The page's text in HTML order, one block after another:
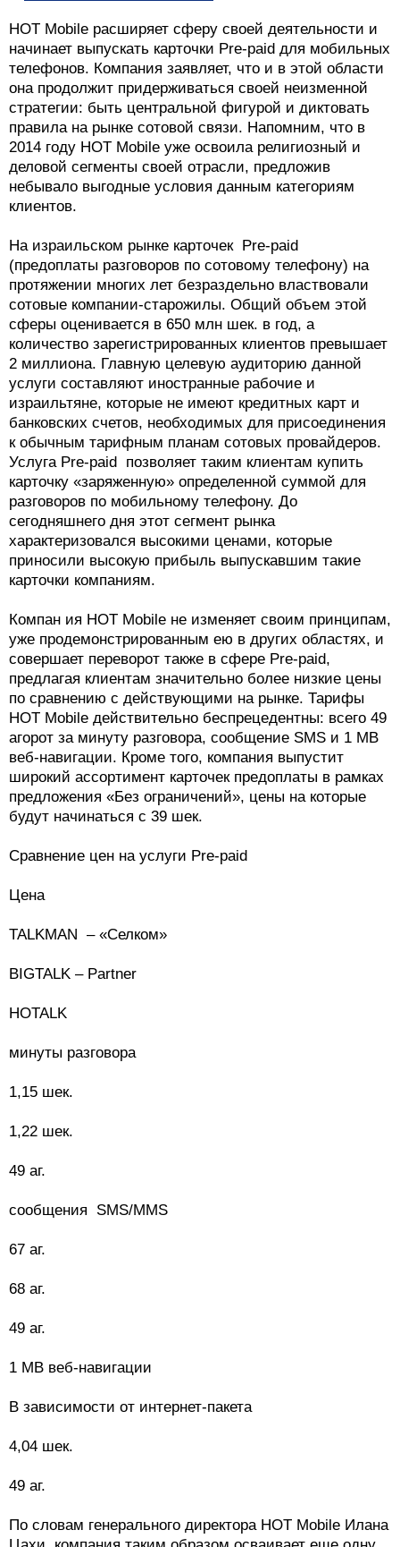
НОТ Mobile расширяет сферу своей деятельности и
начинает выпускать карточки Pre-paid для мобильных
телефонов. Компания заявляет, что и в этой области
она продолжит придерживаться своей неизменной
стратегии: быть центральной фигурой и диктовать
правила на рынке сотовой связи. Напомним, что в
2014 году НОТ Mobile уже освоила религиозный и
деловой сегменты своей отрасли, предложив
небывало выгодные условия данным категориям
клиентов.
На израильском рынке карточек Pre-paid
(предоплаты разговоров по сотовому телефону) на
протяжении многих лет безраздельно властвовали
сотовые компании-старожилы. Общий объем этой
сферы оценивается в 650 млн шек. в год, а
количество зарегистрированных клиентов превышает
2 миллиона. Главную целевую аудиторию данной
услуги составляют иностранные рабочие и
израильтяне, которые не имеют кредитных карт и
банковских счетов, необходимых для присоединения
к обычным тарифным планам сотовых провайдеров.
Услуга Pre-paid позволяет таким клиентам купить
карточку «заряженную» определенной суммой для
разговоров по мобильному телефону. До
сегодняшнего дня этот сегмент рынка
характеризовался высокими ценами, которые
приносили высокую прибыль выпускавшим такие
карточки компаниям.
Компан ия НОТ Mobile не изменяет своим принципам,
уже продемонстрированным ею в других областях, и
совершает переворот также в сфере Pre-paid,
предлагая клиентам значительно более низкие цены
по сравнению с действующими на рынке. Тарифы
НОТ Mobile действительно беспрецедентны: всего 49
агорот за минуту разговора, сообщение SMS и 1 МВ
веб-навигации. Кроме того, компания выпустит
широкий ассортимент карточек предоплаты в рамках
предложения «Без ограничений», цены на которые
будут начинаться с 39 шек.
Сравнение цен на услуги Pre-paid
Цена
TALKMAN – «Селком»
BIGTALK – Partner
HOTALK
минуты разговора
1,15 шек.
1,22 шек.
49 аг.
сообщения SMS/MMS
67 аг.
68 аг.
49 аг.
1 МВ веб-навигации
В зависимости от интернет-пакета
4,04 шек.
49 аг.
По словам генерального директора НОТ Mobile Илана